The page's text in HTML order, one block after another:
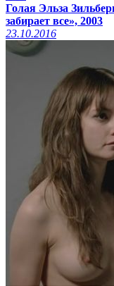
Голая Эльза
забирает все», 2003
23.10.2016